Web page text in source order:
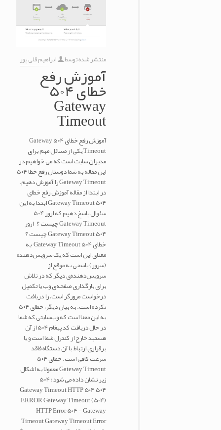
منتشر شده توسط ابراهیم قلی پور
آموزش رفع
خطای ۵۰۴
Gateway
Timeout
آموزش رفع خطای ۵۰۴ Gateway
Timeout یکی از مسائل مهم برای
مدیران سایت است که می خواهیم در
این مقاله به شما دوستان رفع خطا ۵۰۴
Gateway Timeout را آموزش دهیم.
در ابتدا از مقاله آموزش رفع خطای
۵۰۴ Gateway Timeout ابتدا به این
سئوال پاسخ دهیم که ارور ۵۰۴
Gateway Timeout چیست ؟ ارور
۵۰۴ Gateway Timeout چیست ؟
خطای ۵۰۴ Gateway Timeout به
معنای این است که یک سرویس‌دهنده
(سرور) پاسخی به موقع از
سرویس‌دهنده‌ی دیگر که در تلاش
برای بارگذاری صفحه‌ی وب یا تکمیل
درخواست مرورگر است، را دریافت
نکرده است. به بیان دیگر، خطای ۵۰۴
به این معنا است که وب‌سایتی که شما
در حال دریافت کد پیغام ۵۰۴ از آن
هستید خارج از کنترل شما است و یا
برقراری ارتباط با آن دستگاه فاقد
سرعت کافی است. خطای ۵۰۴
Gateway Timeout معمولا به اشکال
زیر نشان داده می شود: ۵۰۴
Gateway Timeout HTTP 504 ۵۰۴
ERROR Gateway Timeout (504)
HTTP Error 504 - Gateway
Timeout Gateway Timeout Error